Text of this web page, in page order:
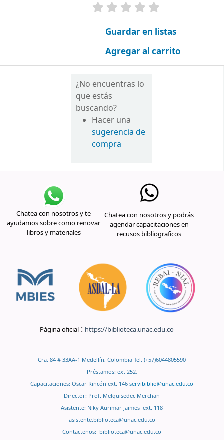
valoración
Guardar en listas
Agregar al carrito
¿No encuentras lo
que estás
buscando?
Hacer una
sugerencia de
compra
Chatea con nosotros y te
ayudamos sobre como renovar
libros y materiales
Chatea con nosotros y podrás
agendar capacitaciones en
recusos bibliograficos
Página oficial : https://biblioteca.unac.edu.co
Cra. 84 # 33AA-1 Medellín, Colombia Tel. (+57)6044805590
Préstamos: ext 252,
Capacitaciones: Oscar Rincón ext. 146 servibiblio@unac.edu.co
Director: Prof. Melquisedec Merchan
Asistente: Niky Aurimar Jaimes ext. 118
asistente.biblioteca@unac.edu.co
Contactenos: biblioteca@unac.edu.co